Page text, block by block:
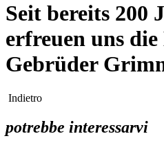
Seit bereits 200
erfreuen uns
Gebrüder
Indietro
potrebbe interessarvi